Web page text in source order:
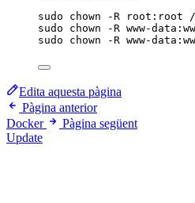
sudo chown -R root:root
sudo
chown -R www-
sudo
chown -R www-
Edita aquesta pàgina
Pàgina anterior
Docker
Pàgina següent
Update